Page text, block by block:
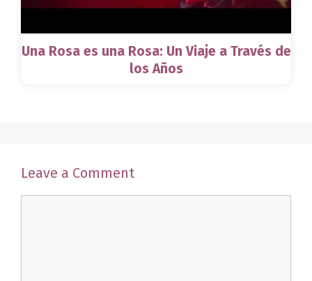
Una Rosa es una Rosa: Un Viaje a Través de
los Años
Leave a Comment